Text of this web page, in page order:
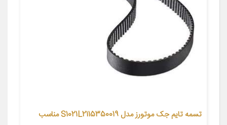
تسمه تایم جک موتورز مدل S1021L2115350019 مناسب